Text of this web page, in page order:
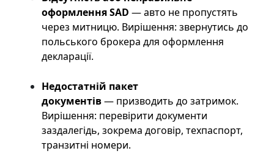
оформлення SAD — авто не пропустять
через митницю. Вирішення: звернутись до
польського брокера для оформлення
декларації.
Недостатній пакет
документів— призводить до затримок.
Вирішення: перевірити документи
заздалегідь, зокрема договір, техпаспорт,
транзитні номери.